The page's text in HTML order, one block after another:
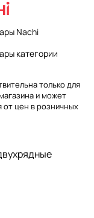
Nachi
категории
только для
и может
от цен в розничных